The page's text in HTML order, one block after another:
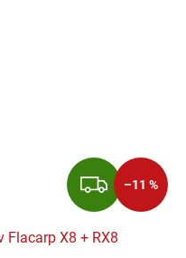
–11 %
X8 + RX8